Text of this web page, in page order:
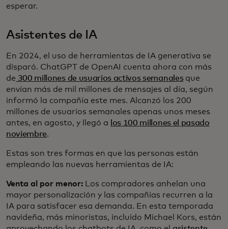
esperar.
Asistentes de IA
En 2024, el uso de herramientas de IA generativa se
disparó. ChatGPT de OpenAI cuenta ahora con más
de 300 millones de usuarios activos semanalesque
envían más de mil millones de mensajes al día, según
informó la compañía este mes. Alcanzó los 200
millones de usuarios semanales apenas unos meses
antes, en agosto, y llegó a
los 100 millones el pasado
noviembre.
Estas son tres formas en que las personas están
empleando las nuevas herramientas de IA:
Venta al por menor: Los compradores anhelan una
mayor personalización y las compañías recurren a la
IA para satisfacer esa demanda. En esta temporada
navideña, más minoristas, incluido Michael Kors, están